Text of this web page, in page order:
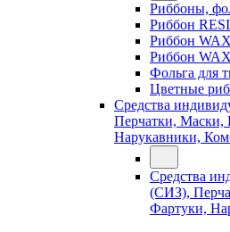
Риббоны,
Риббон
Риббон
Риббон
Фольга для
Цветные
Средства
Перчатки,
Нарукавники,
Средства
(СИЗ),
Фартуки,